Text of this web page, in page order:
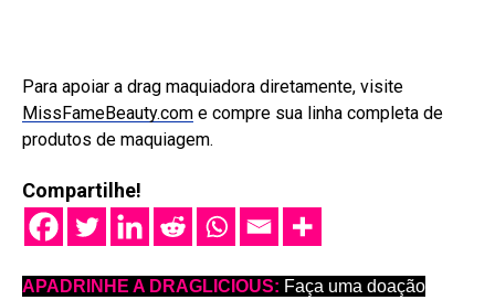
Para apoiar a drag maquiadora diretamente, visite
MissFameBeauty.com e compre sua linha completa de
produtos de maquiagem.
Compartilhe!
APADRINHE A DRAGLICIOUS: Faça uma doação